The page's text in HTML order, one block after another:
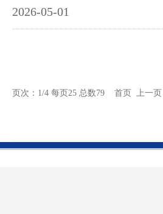
2026-05-01
页次：1/4 每页25 总数79 首页 上一页